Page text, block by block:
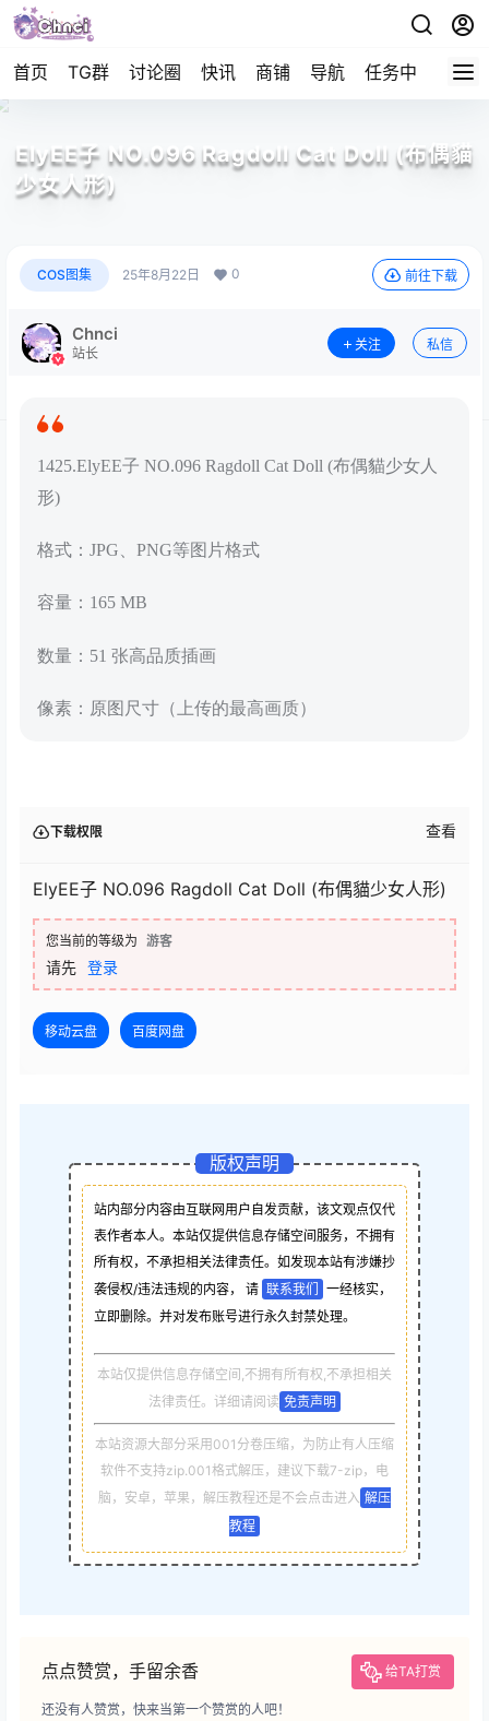
首页 TG群 讨论圈 快讯 商铺 导航 任务中心 帮助
ElyEE子 NO.096 Ragdoll Cat Doll (布偶貓
少女人形)
COS图集 25年8月22日 0 前往下载
Chnci
站长
关注 私信
1425.ElyEE子 NO.096 Ragdoll Cat Doll (布偶貓少女人
形)
格式：JPG、PNG等图片格式
容量：165 MB
数量：51 张高品质插画
像素：原图尺寸（上传的最高画质）
下载权限 查看
ElyEE子 NO.096 Ragdoll Cat Doll (布偶貓少女人形)
您当前的等级为 游客
请先 登录
移动云盘 百度网盘
版权声明
站内部分内容由互联网用户自发贡献，该文观点仅代
表作者本人。本站仅提供信息存储空间服务，不拥有
所有权，不承担相关法律责任。如发现本站有涉嫌抄
袭侵权/违法违规的内容， 请 联系我们
一经核实，
立即删除。并对发布账号进行永久封禁处理。
本站仅提供信息存储空间,不拥有所有权,不承担相关
法律责任。详细请阅读 免责声明
本站资源大部分采用001分卷压缩，为防止有人压缩
软件不支持zip.001格式解压，建议下载7-zip，电
脑，安卓，苹果，解压教程还是不会点击进入 解压
教程
点点赞赏，手留余香 给TA打赏
还没有人赞赏，快来当第一个赞赏的人吧！